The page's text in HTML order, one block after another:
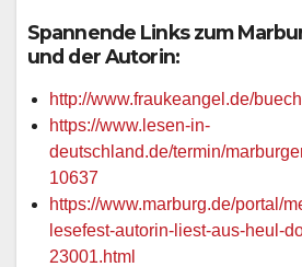
Spannende Links zum
und der Autorin:
http://www.fraukeangel.de/
https://www.lesen-in-
deutschland.de/termin/
10637
https://www.marburg.de/portal/
lesefest-autorin-liest-aus-heul-
23001.html